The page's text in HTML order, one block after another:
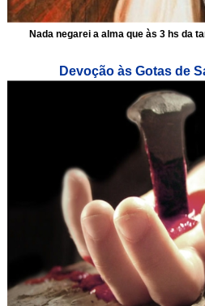
Nada negarei a alma que às 3 hs da
Devoção às Gotas de